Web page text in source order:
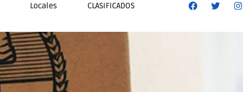
Locales CLASIFICADOS